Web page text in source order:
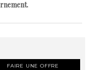
FAIRE UNE OFFRE